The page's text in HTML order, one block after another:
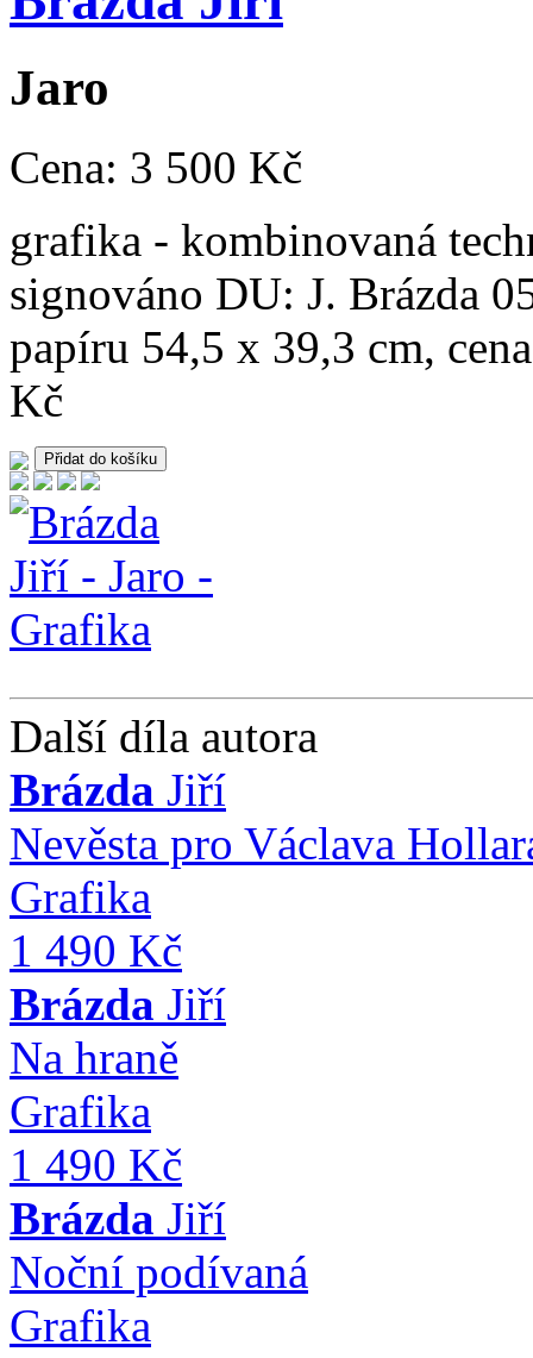
Jaro
Cena: 3 500 Kč
grafika - kombinovaná
signováno DU: J. Brázda
papíru 54,5 x 39,3 cm,
Kč
Další díla autora
Brázda Jiří
Nevěsta pro Václava
Grafika
1 490 Kč
Brázda Jiří
Na hraně
Grafika
1 490 Kč
Brázda Jiří
Noční podívaná
Grafika